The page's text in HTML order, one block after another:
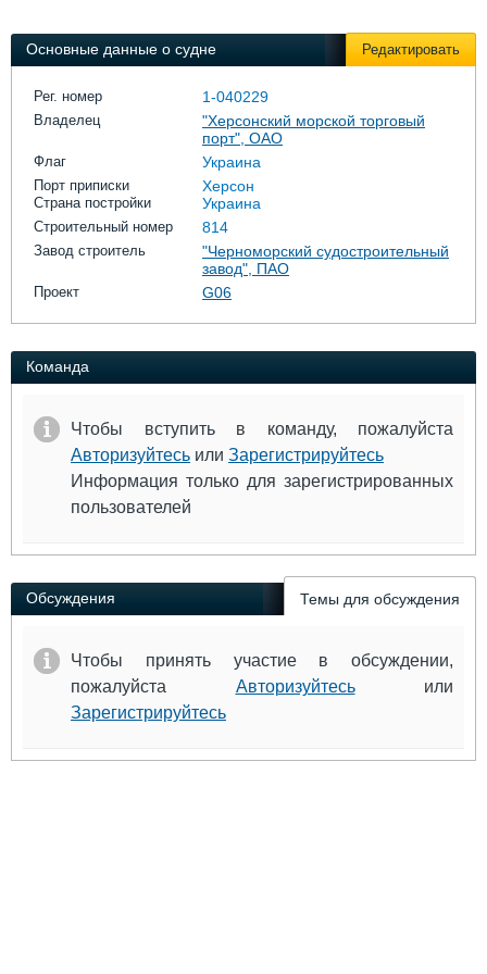
Личности
Форум
Все службы
Основные данные о судне Редактировать
Рег. номер 1-040229
Владелец
"Херсонский морской торговый
порт", ОАО
Флаг Украина
Порт приписки Херсон
Страна постройки Украина
Строительный номер 814
Завод строитель
"Черноморский судостроительный
завод", ПАО
Проект G06
Команда
Чтобы вступить в команду, пожалуйста
Авторизуйтесь или Зарегистрируйтесь
Информация только для зарегистрированных
пользователей
Обсуждения Темы для обсуждения
Чтобы принять участие в обсуждении,
пожалуйста Авторизуйтесьили
Зарегистрируйтесь